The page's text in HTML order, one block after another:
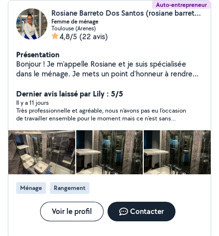
Auto-entrepreneur
Rosiane Barreto Dos Santos (rosiane barreto dos santos)
Femme de ménage
Toulouse (Arenes)
4,8/5 (22 avis)
Présentation
Bonjour ! Je m'appelle Rosiane et je suis spécialisée
dans le ménage. Je mets un point d'honneur à rendre
fiable et attentionnée, je suis à votre disposition pour
prendre soin de votre intérieur. Contactez-moi sans
hésiter !
Dernier avis laissé par Lily : 5/5
Il y a 11 jours
Très professionnelle et agréable, nous n'avons pas eu l'occasion
de travailler ensemble pour le moment mais ce n'est sans
Ménage Rangement
Voir le profil Contacter